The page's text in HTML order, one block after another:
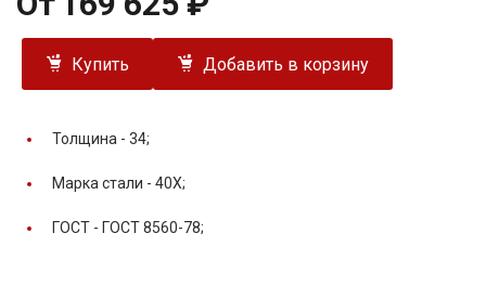
Купить Добавить в корзину
Толщина - 34;
Марка стали - 40Х;
ГОСТ - ГОСТ 8560-78;